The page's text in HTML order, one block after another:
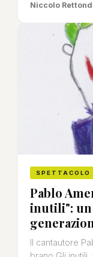
Niccolo
SPETTACOLO
Pablo
inutili":
Il cantautore